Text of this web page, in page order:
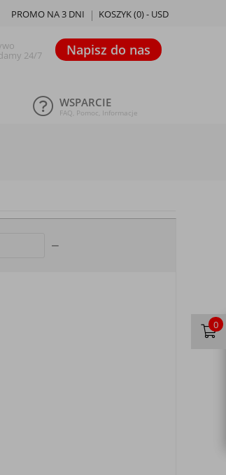
KOSZYK (0) - USD
PROMO NA 3 DNI
24/7 Napisz do nas
WSPARCIE
FAQ, Pomoc, Informacje
0